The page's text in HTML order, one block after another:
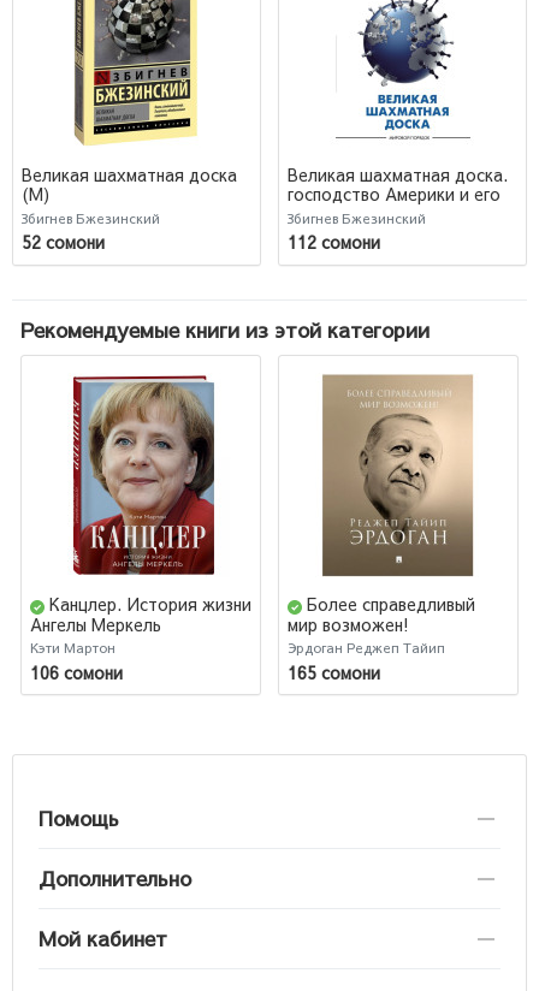
Великая шахматная доска
(М)
Збигнев Бжезинский
52 сомони
Великая шахматная доска.
господство Америки и его
геостратегические
императивы
Збигнев Бжезинский
112 сомони
Рекомендуемые книги из этой категории
Канцлер. История жизни
Ангелы Меркель
Кэти Мартон
106 сомони
Более справедливый
мир возможен!
Актуальное предложение
по реформе Организации
Объединенных Наций
Эрдоган Реджеп Тайип
165 сомони
Помощь
Дополнительно
Мой кабинет